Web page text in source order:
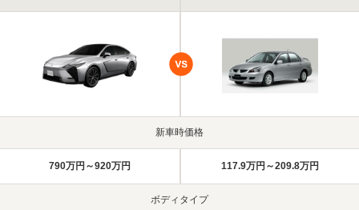
新車時価格
790万円～920万円 117.9万円～209.8万円
ボディタイプ